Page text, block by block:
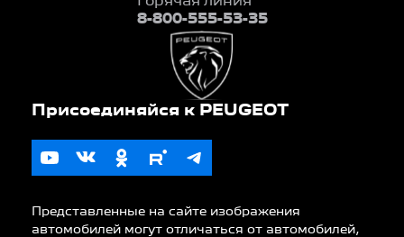
8-800-555-53-35
Представленные на сайте изображения
автомобилей могут отличаться от автомобилей,